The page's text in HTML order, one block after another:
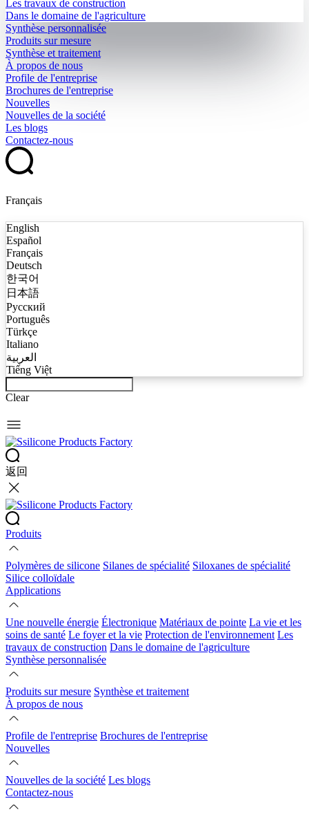
Les travaux de construction
Dans le domaine de l'agriculture
Synthèse personnalisée
Produits sur mesure
Synthèse et traitement
À propos de nous
Profile de l'entreprise
Brochures de l'entreprise
Nouvelles
Nouvelles de la société
Les blogs
Contactez-nous
Français
English
Español
Français
Deutsch
한국어
日本語
Русский
Português
Türkçe
Italiano
العربية
Tiếng Việt
Clear
返回
Produits
Polymères de silicone Silanes de spécialité Siloxanes de spécialité
Silice colloïdale
Applications
Une nouvelle énergie Électronique Matériaux de pointe La vie et les
soins de santé Le foyer et la vie Protection de l'environnement Les
travaux de construction Dans le domaine de l'agriculture
Synthèse personnalisée
Produits sur mesure Synthèse et traitement
À propos de nous
Profile de l'entreprise Brochures de l'entreprise
Nouvelles
Nouvelles de la société Les blogs
Contactez-nous